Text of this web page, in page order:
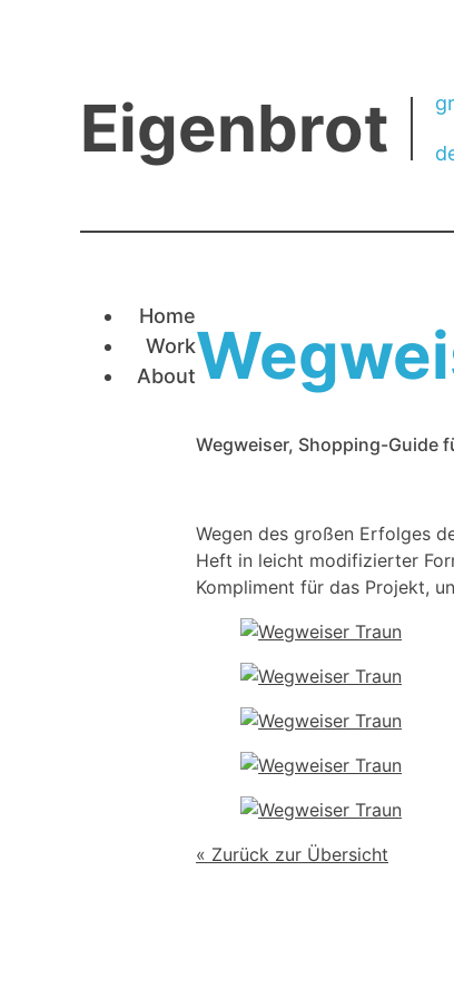
Eigenbrot
Home
Work
About
Wegweiser, Shopping-Guide
Wegen des großen Erfolges
Heft in leicht modifizierter
Kompliment für das Projekt,
« Zurück zur Übersicht